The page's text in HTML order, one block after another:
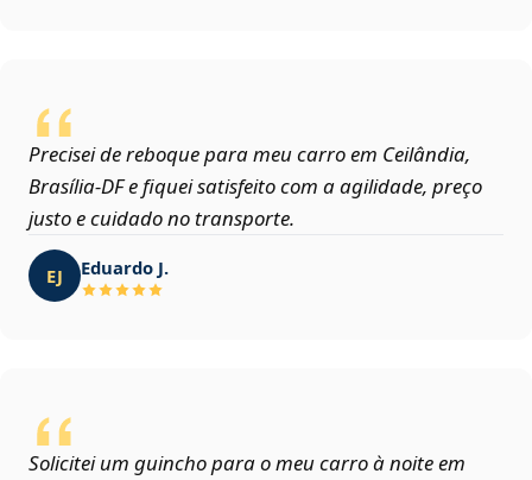
Precisei de reboque para meu carro em Ceilândia,
Brasília‑DF e fiquei satisfeito com a agilidade, preço
justo e cuidado no transporte.
EJ Eduardo J.
Solicitei um guincho para o meu carro à noite em